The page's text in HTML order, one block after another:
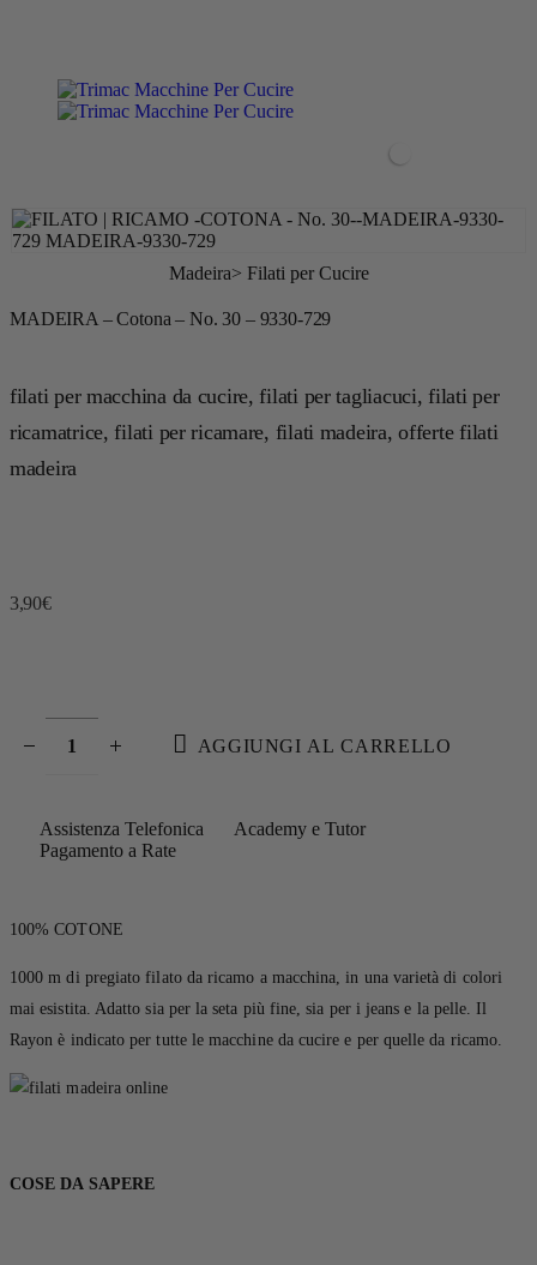
Madeira> Filati per Cucire
MADEIRA – Cotona – No. 30 – 9330-729
filati per macchina da cucire, filati per tagliacuci, filati per
ricamatrice, filati per ricamare, filati madeira, offerte filati
madeira
3,90€
AGGIUNGI AL CARRELLO
Assistenza Telefonica
Academy e Tutor
Pagamento a Rate
100% COTONE
1000 m di pregiato filato da ricamo a macchina, in una varietà di colori
mai esistita. Adatto sia per la seta più fine, sia per i jeans e la pelle. Il
Rayon è indicato per tutte le macchine da cucire e per quelle da ricamo.
COSE DA SAPERE